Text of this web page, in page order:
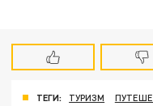
ТЕГИ: ТУРИЗМ